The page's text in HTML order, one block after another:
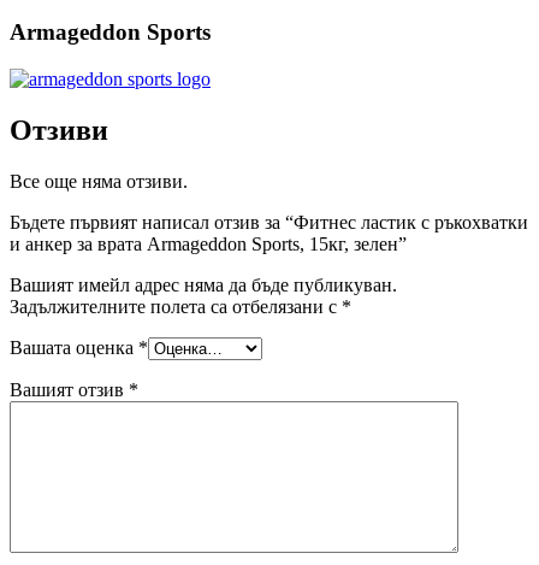
Armageddon Sports
Отзиви
Все още няма отзиви.
Бъдете първият написал отзив за “Фитнес ластик с ръкохватки
и анкер за врата Armageddon Sports, 15кг, зелен”
Вашият имейл адрес няма да бъде публикуван.
Задължителните полета са отбелязани с *
Вашата оценка *
Вашият отзив *